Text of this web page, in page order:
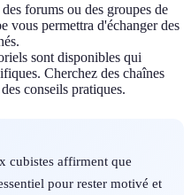
forums ou des groupes de
vous permettra d'échanger des
sont disponibles qui
Cherchez des chaînes
conseils pratiques.
cubistes affirment que
pour rester motivé et